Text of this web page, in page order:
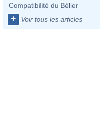
Compatibilité du Bélier
+ Voir tous les articles